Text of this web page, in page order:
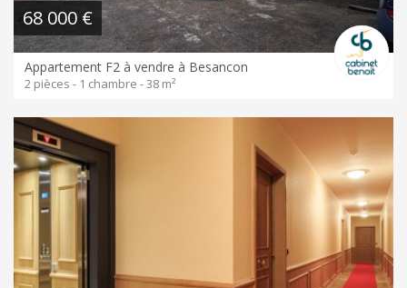
68 000 €
Appartement F2 à vendre à Besancon
2 pièces - 1 chambre - 38 m²